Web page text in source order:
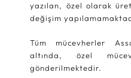
yazılan, özel olarak
değişim
Tüm mücevherler
altında, özel
gönderilmektedir.